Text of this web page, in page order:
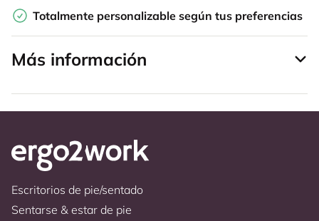
Totalmente personalizable según tus preferencias
Más información
Escritorios de pie/sentado
Sentarse & estar de pie